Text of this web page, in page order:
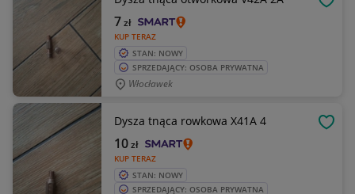
KUP TERAZ
7zł
STAN: NOWY
SPRZEDAJĄCY: OSOBA PRYWATNA
Włocławek
Dysza tnąca rowkowa X41A 4
KUP TERAZ
10zł
STAN: NOWY
SPRZEDAJĄCY: OSOBA PRYWATNA